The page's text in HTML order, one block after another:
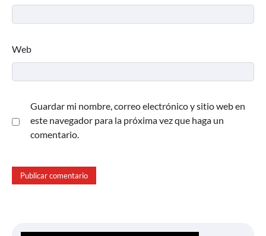
Web
Guardar mi nombre, correo electrónico y sitio web en
este navegador para la próxima vez que haga un
comentario.